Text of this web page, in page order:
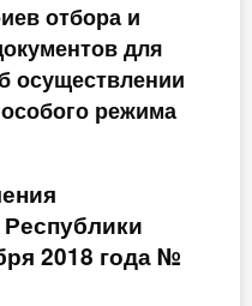
отбора и
для
осуществлении
режима
2018 года №